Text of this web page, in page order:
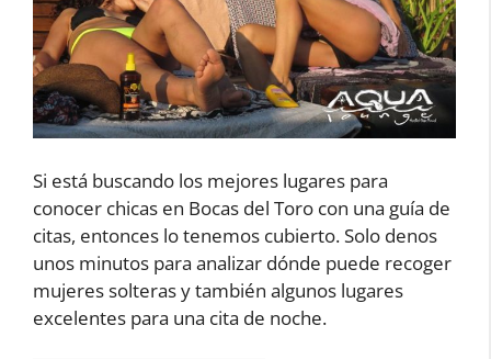
Si está buscando los mejores lugares para
conocer chicas en Bocas del Toro con una guía de
citas, entonces lo tenemos cubierto. Solo denos
unos minutos para analizar dónde puede recoger
mujeres solteras y también algunos lugares
excelentes para una cita de noche.